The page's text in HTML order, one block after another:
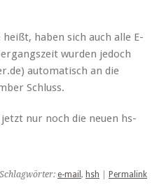
haben sich auch alle E-
wurden jedoch
automatisch an die
Schluss.
nur noch die neuen hs-
e-mail , hsh Permalink